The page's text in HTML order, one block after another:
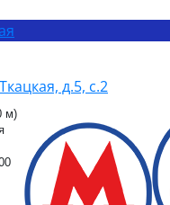
д.5, с.2
м)